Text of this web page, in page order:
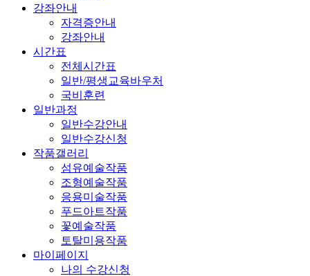
강좌안내
자격증안내
강좌안내
시간표
전체시간표
일반/평생교육바우처
국비훈련
일반과정
일반수강안내
일반수강신청
작품갤러리
섬유예술작품
조형예술작품
응용미술작품
푸드아트작품
꽃예술작품
토탈미용작품
마이페이지
나의 수강신청